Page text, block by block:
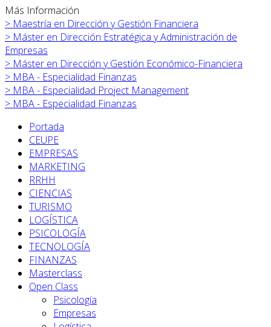
Más Información
> Maestría en Dirección y Gestión Financiera
> Máster en Dirección Estratégica y Administración de
Empresas
> Máster en Dirección y Gestión Económico-Financiera
> MBA - Especialidad Finanzas
> MBA - Especialidad Project Management
> MBA - Especialidad Finanzas
Portada
CEUPE
EMPRESAS
MARKETING
RRHH
CIENCIAS
TURISMO
LOGÍSTICA
PSICOLOGÍA
TECNOLOGÍA
FINANZAS
Masterclass
Open Class
Psicología
Empresas